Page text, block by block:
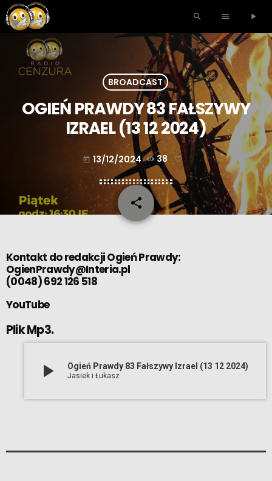
search menu play_arrow
BROADCAST
OGIEŃ PRAWDY 83 FAŁSZYWY
IZRAEL (13 12 2024)
today 13/12/2024 38
share
email
Kontakt do redakcji Ogień Prawdy:
OgienPrawdy@Interia.pl
(0048) 692 126 518
YouTube
Plik Mp3.
play_arrow Ogień Prawdy 83 Fałszywy Izrael (13 12 2024)
Jasiek i Łukasz